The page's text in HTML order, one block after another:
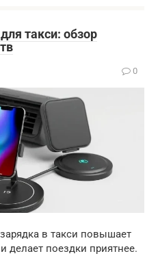
такси: обзор
0
в такси повышает
делает поездки приятнее.